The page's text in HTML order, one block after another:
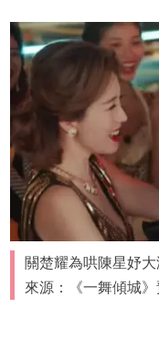
關楚耀為哄陳星妤
來源：《一舞傾城》